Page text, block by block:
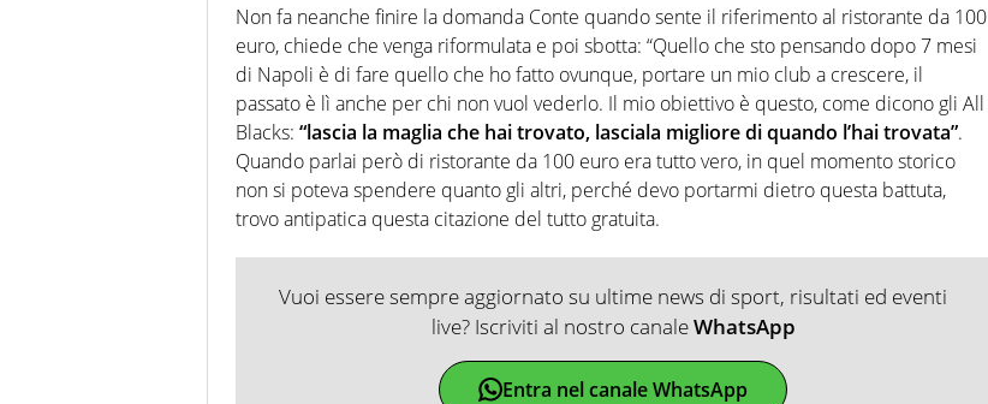
Non fa neanche finire la domanda Conte quando sente il riferimento al ristorante da 100
euro, chiede che venga riformulata e poi sbotta: “Quello che sto pensando dopo 7 mesi
di Napoli è di fare quello che ho fatto ovunque, portare un mio club a crescere, il
passato è lì anche per chi non vuol vederlo. Il mio obiettivo è questo, come dicono gli All
Blacks: “lascia la maglia che hai trovato, lasciala migliore di quando l’hai trovata”.
Quando parlai però di ristorante da 100 euro era tutto vero, in quel momento storico
non si poteva spendere quanto gli altri, perché devo portarmi dietro questa battuta,
trovo antipatica questa citazione del tutto gratuita.
Vuoi essere sempre aggiornato su ultime news di sport, risultati ed eventi
live? Iscriviti al nostro canaleWhatsApp
Entra nel canale WhatsApp